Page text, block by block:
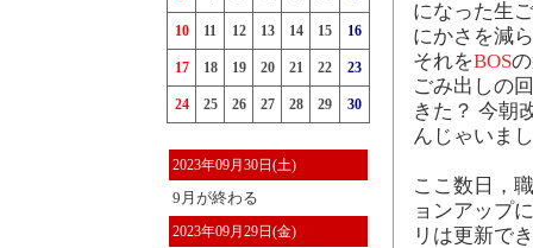
10 11 12 13 14 15 16
17 18 19 20 21 22 23
24 25 26 27 28 29 30
2023年09月30日(土)
9月が終わる
2023年09月29日(金)
になった生
にかさを減
それをBOS
ごみ出しの
きた？ 今朝
んじゃいま
ここ数日，
ョンアップ
リは更新で